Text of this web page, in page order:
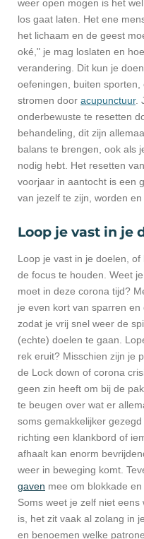
weer open mogen is het
los gaat laten. Het ene
het lichaam en de geest
oké," je mag loslaten en
verandering. Dit kun je
oefeningen, buiten
stromen door acupunctuur.
onderbewuste te resetten
behandeling, dit zijn
balans te brengen, ook als
nodig hebt. Het resetten
voorjaar in aantocht is een
van jezelf te zijn, worden en
Loop je vast in je
Loop je vast in je doelen,
de focus te houden. Weet
moet in deze corona tijd?
je even kort van sparren
zodat je vrij snel weer de
(echte) doelen te gaan.
rek eruit? Misschien zijn je
de Lock down of corona
geen zin heeft om bij de
te beugen over wat er
soms gemakkelijker
richting een klankbord of
afhaalt kan enorm
weer in beweging komt.
gaven mee om blokkade
Soms weet je zelf niet
is, het zit vaak al zolang in
en benoemen welke